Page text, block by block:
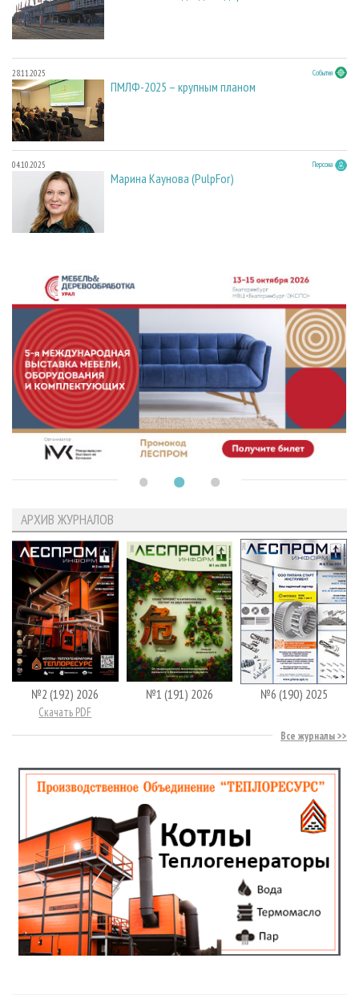
28.11.2025 События
ПМЛФ-2025 – крупным планом
04.10.2025 Персона
Марина Каунова (PulpFor)
АРХИВ ЖУРНАЛОВ
№2 (192) 2026
Скачать PDF
№1 (191) 2026 №6 (190) 2025
Все журналы